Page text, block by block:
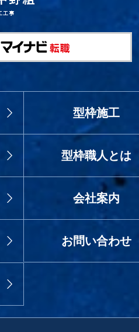
型枠施工
型枠職人とは
会社案内
お問い合わせ